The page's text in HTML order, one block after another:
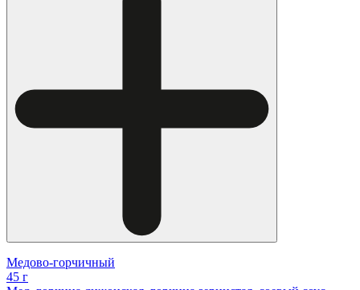
Медово-горчичный
45 г